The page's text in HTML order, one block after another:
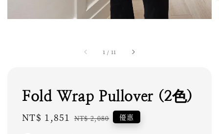
1 / 11
Fold Wrap Pullover (2色)
Sale
NT$ 1,851 Regular
NT$ 2,080 優惠